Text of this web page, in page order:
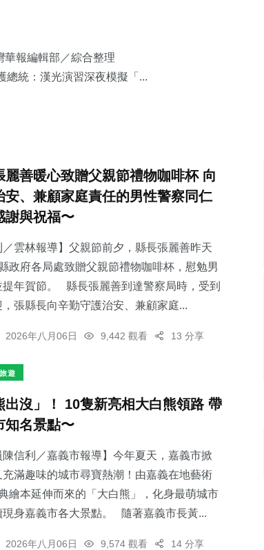
華報編輯部／綜合整理
：​漢光演習深夜模擬「...
麗善暖心致贈父親節禮物咖啡杯 向
安、兼顧家庭責任的男性警察同仁
謝與祝福〜
／雲林報導】父親節前夕，縣長張麗善昨天
政府各局處致贈父親節禮物咖啡杯，慰勉男
提年賀節。 縣長張麗善到達警察局時，受到
，張縣長向辛勤守護治安、兼顧家庭...
2026年八月06日 9,442 觀看 13 分享
旅遊
出沒」！ 10隻新亮相大白熊領路 帶
知名景點〜
陳信利／嘉義市報導】今年夏天，嘉義市掀
滿趣味的城市尋寶熱潮！由嘉義在地藝術
繪本延伸而來的「大白熊」，化身最萌城市
現身嘉義市各大景點。 隨著嘉義市長黃...
2026年八月06日 9,574 觀看 14 分享
268+ 44
文教 社會